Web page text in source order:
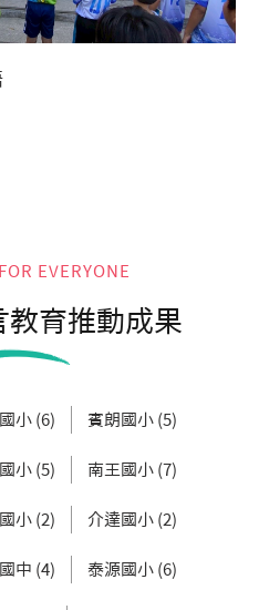
EVERYONE
教育推動成果
小 (6) 賓朗國小 (5)
小 (5) 南王國小 (7)
小 (2) 介達國小 (2)
中 (4) 泰源國小 (6)